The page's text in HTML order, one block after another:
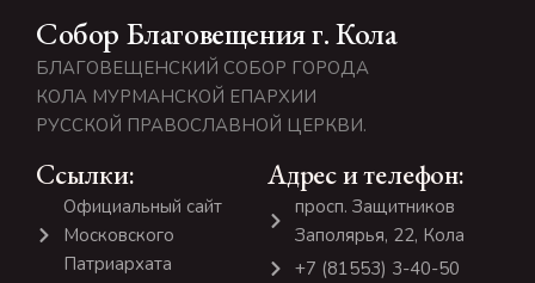
Собор Благовещения г. Кола
БЛАГОВЕЩЕНСКИЙ СОБОР ГОРОДА
КОЛА МУРМАНСКОЙ ЕПАРХИИ
РУССКОЙ ПРАВОСЛАВНОЙ ЦЕРКВИ.
Ссылки:
Официальный сайт
Московского
Патриархата
Адрес и телефон:
просп. Защитников
Заполярья, 22, Кола
+7 (81553) 3-40-50